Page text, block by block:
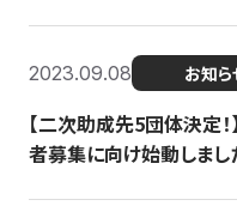
2023.09.08 お知ら
【二次助成先5団体決定
者募集に向け始動しまし